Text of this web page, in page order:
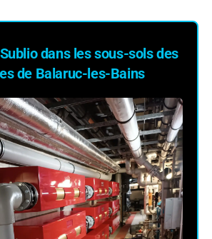
dans les sous-sols des
de Balaruc-les-Bains